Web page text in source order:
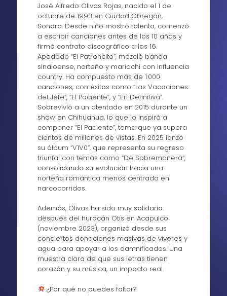
José Alfredo Olivas Rojas, nacido el 1 de
octubre de 1993 en Ciudad Obregón,
Sonora. Desde niño mostró talento, comenzó
a escribir canciones antes de los 10 años y
firmó contrato discográfico a los 16.
Apodado “El Patroncito”, mezcló banda
sinaloense, norteño y mariachi con influencia
country. Ha compuesto más de 1 000
canciones, con éxitos como “Las Vacaciones
del Jefe”, “El Paciente”, y “En Definitiva”.
Sobrevivió a un atentado en 2015 durante un
show en Chihuahua, lo que lo inspiró a
componer “El Paciente”, tema que ya supera
cientos de millones de vistas. En 2025 lanzó
su álbum “V1V0”, que representa su regreso
triunfal con temas como “De Sobremanera”,
consolidando su evolución hacia una
norteña romántica menos centrada en
narcocorridos.
Además, Olivas ha sido muy solidario:
después del huracán Otis en Acapulco
(noviembre 2023), organizó desde sus
conciertos donaciones masivas de víveres y
agua para apoyar a los damnificados. Una
muestra clara de que sus letras tienen
corazón y su música, un impacto real.
¿Por qué no puedes faltar?